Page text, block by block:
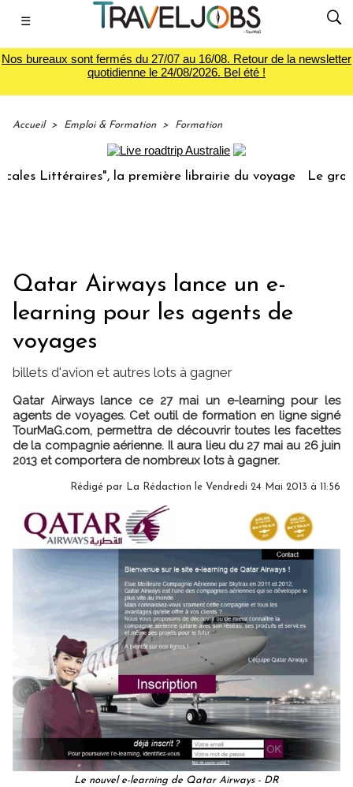
☰
Nos bureaux sont fermés du 27/07 au 16/08. Retour de la newsletter
quotidienne le 24/08/2026. Bel été !
Accueil > Emploi & Formation > Formation
la première librairie du voyage Le groupe
Qatar Airways lance un e-
learning pour les agents de
voyages
billets d'avion et autres lots à gagner
Qatar Airways lance ce 27 mai un e-learning pour les
agents de voyages. Cet outil de formation en ligne signé
TourMaG.com, permettra de découvrir toutes les facettes
de la compagnie aérienne. Il aura lieu du 27 mai au 26 juin
2013 et comportera de nombreux lots à gagner.
Rédigé par La Rédaction le Vendredi 24 Mai 2013 à 11:56
Le nouvel e-learning de Qatar Airways - DR